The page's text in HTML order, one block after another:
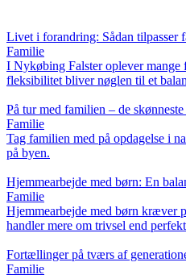
Livet i forandring: Sådan tilpasser
Familie
I Nykøbing Falster oplever
fleksibilitet bliver nøglen til et
På tur med familien – de
Familie
Tag familien med på opdagelse i
på byen.
Hjemmearbejde med børn: En
Familie
Hjemmearbejde med børn kræver
handler mere om trivsel end
Fortællinger på tværs af
Familie